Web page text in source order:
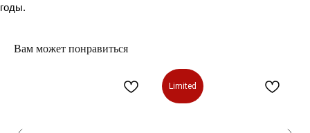
годы.
Вам может понравиться
Limited